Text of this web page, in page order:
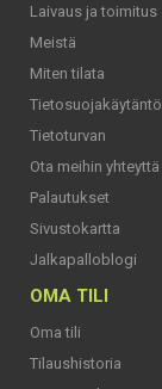
Laivaus ja toimitus
Meistä
Miten tilata
Tietosuojakäytäntö
Tietoturvan
Ota meihin yhteyttä
Palautukset
Sivustokartta
Jalkapalloblogi
OMA TILI
Oma tili
Tilaushistoria